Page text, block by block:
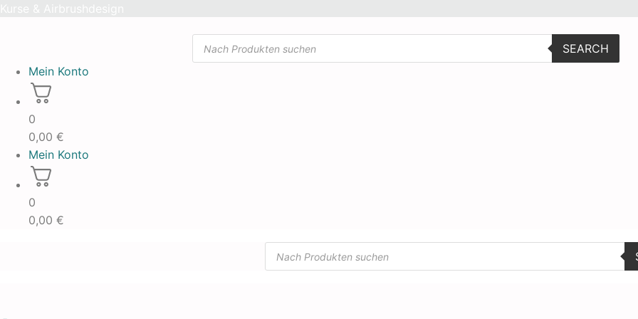
Products
search
SEARCH
Mein Konto
0
0,00 €
Mein Konto
0
0,00 €
Products
search